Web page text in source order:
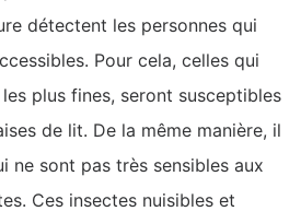
détectent les personnes qui
Pour cela, celles qui
plus fines, seront susceptibles
de lit. De la même manière, il
ne sont pas très sensibles aux
Ces insectes nuisibles et